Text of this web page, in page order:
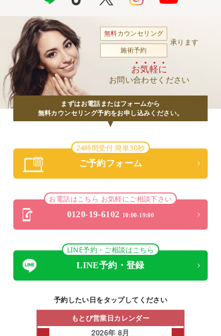
無料カウンセリング
施術予約
承ります
お気軽に
お問い合わせください
まずはお電話またはフォームから
無料カウンセリング予約をお申し込みください。
24時間受付 簡単30秒
ご予約フォーム
お電話はこちら お気軽にご相談下さい
0120-19-6102 10:00-19:00
LINE予約・ご相談はこちら
LINE予約・登録
予約したい日をタップしてください
もとび営業日カレンダー
2026年 8月